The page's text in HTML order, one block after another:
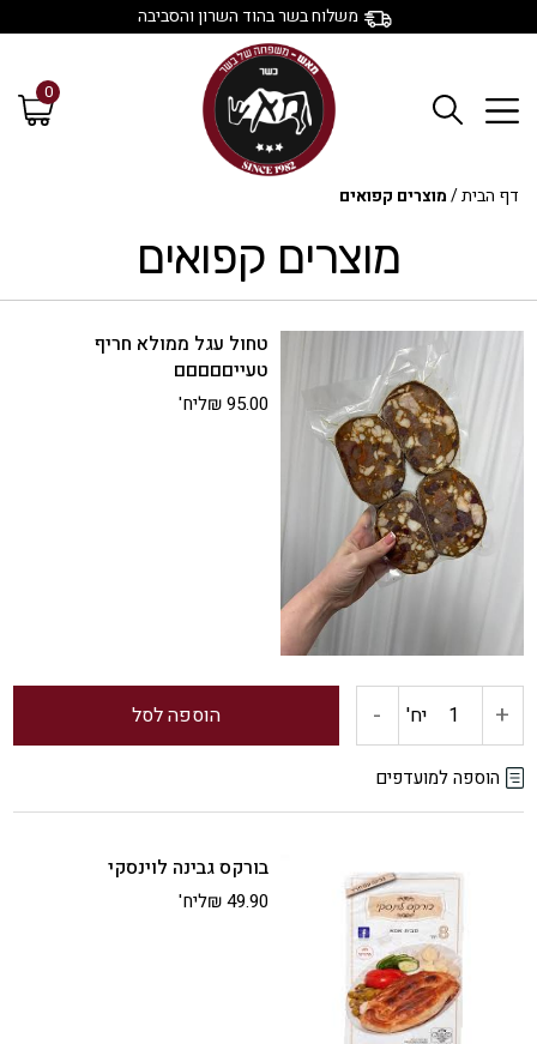
משלוח בשר בהוד השרון והסביבה
0
דף הבית/מוצרים קפואים
מוצרים קפואים
טחול עגל ממולא חריף
טעייםםםםם
₪95.00 ליח'
+ כמות
של
עגל
ממולא
חריף
יח' - הוספה לסל
הוספה למועדפים
בורקס גבינה לוינסקי
₪49.90 ליח'